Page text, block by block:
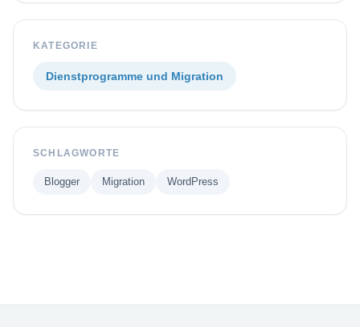
KATEGORIE
Dienstprogramme und Migration
SCHLAGWORTE
Blogger Migration WordPress